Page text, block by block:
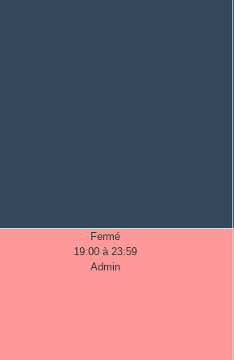
Fermé
19:00 à 23:59
Admin